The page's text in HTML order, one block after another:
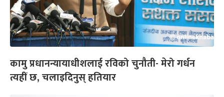
कामु प्रधानन्यायाधीशलाई रविको चुनौती- मेरो गर्धन
त्यहीं छ, चलाइदिनुस् हतियार